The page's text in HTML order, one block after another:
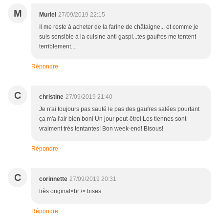
M Muriel 27/09/2019 22:15
Il me reste à acheter de la farine de châtaigne... et comme je
suis sensible à la cuisine anti gaspi...tes gaufres me tentent
terriblement....
Répondre
C christine 27/09/2019 21:40
Je n'ai toujours pas sauté le pas des gaufres salées pourtant
ça m'a l'air bien bon! Un jour peut-être! Les tiennes sont
vraiment très tentantes! Bon week-end! Bisous!
Répondre
C corinnette 27/09/2019 20:31
très original<br /> bises
Répondre